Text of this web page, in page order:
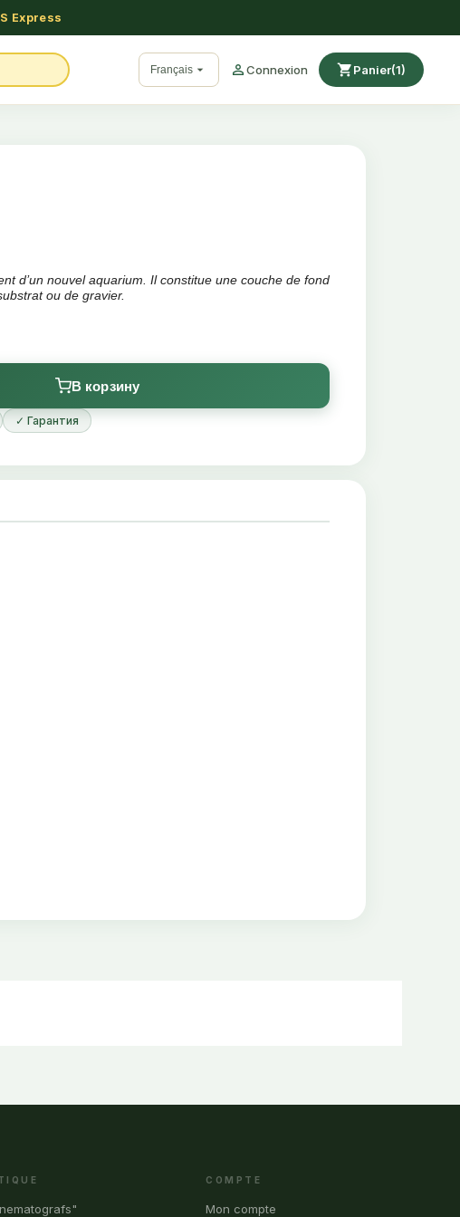
Express
Français  Connexion shopping_cartPanier(1)
d’un nouvel aquarium. Il constitue une couche de fond
ou de gravier.
naturelle
plantation
et stimule le développement des couleurs rouges
В корзину
✓ Гарантия
COMPTE
Mon compte